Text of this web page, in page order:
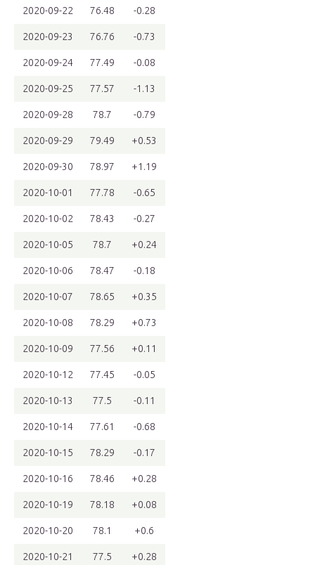
2020-09-22 76.48 -0.28
2020-09-23 76.76 -0.73
2020-09-24 77.49 -0.08
2020-09-25 77.57 -1.13
2020-09-28 78.7 -0.79
2020-09-29 79.49 +0.53
2020-09-30 78.97 +1.19
2020-10-01 77.78 -0.65
2020-10-02 78.43 -0.27
2020-10-05 78.7 +0.24
2020-10-06 78.47 -0.18
2020-10-07 78.65 +0.35
2020-10-08 78.29 +0.73
2020-10-09 77.56 +0.11
2020-10-12 77.45 -0.05
2020-10-13 77.5 -0.11
2020-10-14 77.61 -0.68
2020-10-15 78.29 -0.17
2020-10-16 78.46 +0.28
2020-10-19 78.18 +0.08
2020-10-20 78.1 +0.6
2020-10-21 77.5 +0.28